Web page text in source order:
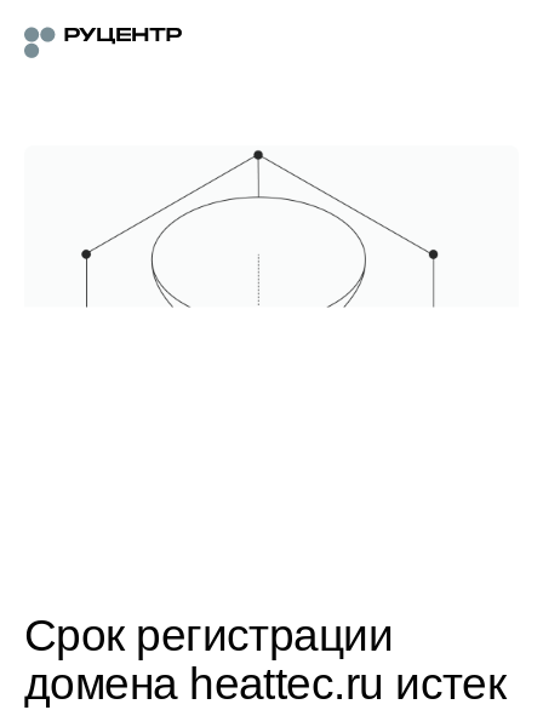
Срок регистрации
домена heattec.ru истек